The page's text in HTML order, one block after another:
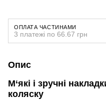
ОПЛАТА ЧАСТИНАМИ
3 платежі по 66.67 грн
Опис
М‘які і зручні
коляску